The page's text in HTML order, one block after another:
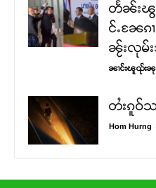
တႅၼ်းၽွ
င်ႉၼႄၵ
ၼႂ်းလုမ်
ၼၢင်းၽူၺ်းၼု
တႆးၵူဝ်သ
Hom Hurng